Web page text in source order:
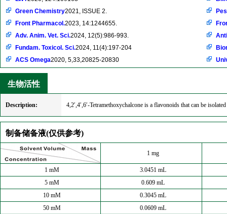
Green Chemistry2021, ISSUE 2.
Front Pharmacol.2023, 14:1244655.
Adv. Anim. Vet. Sci.2024, 12(5):986-993.
Fundam. Toxicol. Sci.2024, 11(4):197-204
ACS Omega2020, 5,33,20825-20830
生物活性
Description: 4,2′,4′,6′-Tetramethoxychalcone is a flavonoids that can be
制备储备液(仅供参考)
1 mg
1 mM
3.0451 mL
5 mM
0.609 mL
10 mM
0.3045 mL
50 mM
0.0609 mL